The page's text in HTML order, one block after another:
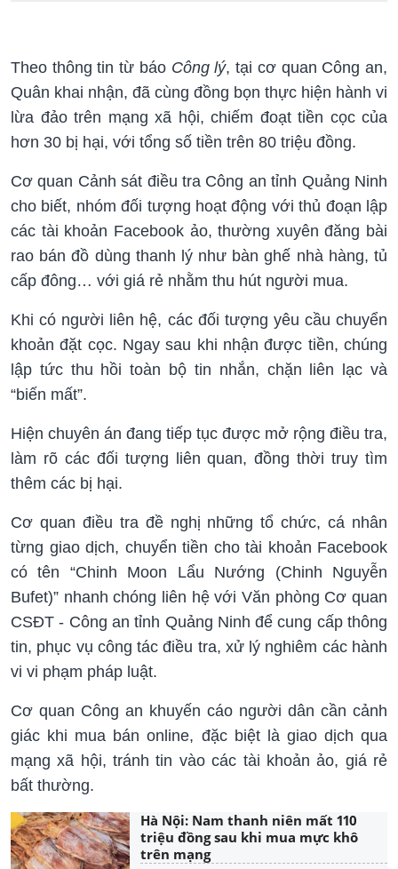
Theo thông tin từ báo Công lý, tại cơ quan Công an,
Quân khai nhận, đã cùng đồng bọn thực hiện hành vi
lừa đảo trên mạng xã hội, chiếm đoạt tiền cọc của
hơn 30 bị hại, với tổng số tiền trên 80 triệu đồng.
Cơ quan Cảnh sát điều tra Công an tỉnh Quảng Ninh
cho biết, nhóm đối tượng hoạt động với thủ đoạn lập
các tài khoản Facebook ảo, thường xuyên đăng bài
rao bán đồ dùng thanh lý như bàn ghế nhà hàng, tủ
cấp đông… với giá rẻ nhằm thu hút người mua.
Khi có người liên hệ, các đối tượng yêu cầu chuyển
khoản đặt cọc. Ngay sau khi nhận được tiền, chúng
lập tức thu hồi toàn bộ tin nhắn, chặn liên lạc và
“biến mất”.
Hiện chuyên án đang tiếp tục được mở rộng điều tra,
làm rõ các đối tượng liên quan, đồng thời truy tìm
thêm các bị hại.
Cơ quan điều tra đề nghị những tổ chức, cá nhân
từng giao dịch, chuyển tiền cho tài khoản Facebook
có tên “Chinh Moon Lẩu Nướng (Chinh Nguyễn
Bufet)” nhanh chóng liên hệ với Văn phòng Cơ quan
CSĐT - Công an tỉnh Quảng Ninh để cung cấp thông
tin, phục vụ công tác điều tra, xử lý nghiêm các hành
vi vi phạm pháp luật.
Cơ quan Công an khuyến cáo người dân cần cảnh
giác khi mua bán online, đặc biệt là giao dịch qua
mạng xã hội, tránh tin vào các tài khoản ảo, giá rẻ
bất thường.
Hà Nội: Nam thanh niên mất 110
triệu đồng sau khi mua mực khô
trên mạng